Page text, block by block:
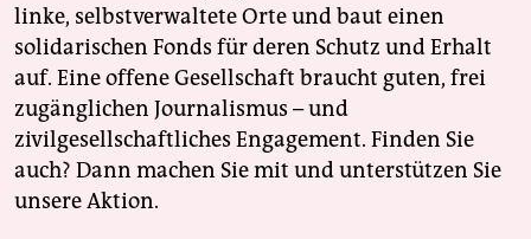
linke, selbstverwaltete Orte und baut einen
solidarischen Fonds für deren Schutz und Erhalt
auf. Eine offene Gesellschaft braucht guten, frei
zugänglichen Journalismus – und
zivilgesellschaftliches Engagement. Finden Sie
auch? Dann machen Sie mit und unterstützen Sie
unsere Aktion.